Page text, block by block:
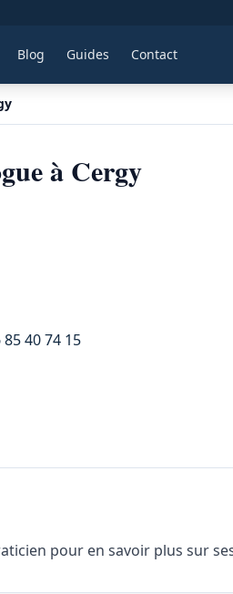
Blog Guides Contact
à Cergy
85 40 74 15
pour en savoir plus sur